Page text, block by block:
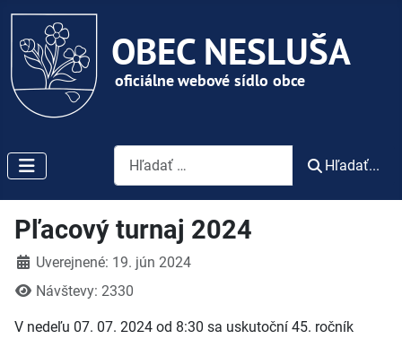
Vyhľadávanie
Hľadať...
Pľacový turnaj 2024
DetailyUverejnené: 19. jún 2024
Návštevy: 2330
V nedeľu 07. 07. 2024 od 8:30 sa uskutoční 45. ročník